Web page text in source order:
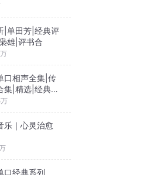
|单田芳|经典评
雄|评书合
口相声全集|传
集|精选|经典永
乐｜心灵治愈
口经典系列